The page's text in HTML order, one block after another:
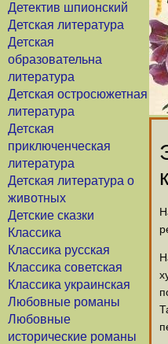
Детектив шпионский
Детская литература
Детская
образовательна
литература
Детская остросюжетная
литература
Детская
приключенческая
литература
Детская литература о
животных
Детские сказки
Классика
Классика русская
Классика советская
Классика украинская
Любовные романы
Любовные
исторические романы